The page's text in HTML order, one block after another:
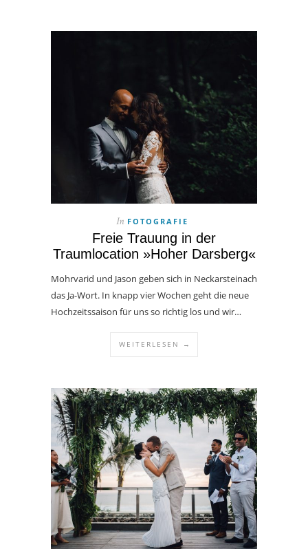
In FOTOGRAFIE
Freie Trauung in der
Traumlocation »Hoher Darsberg«
Mohrvarid und Jason geben sich in Neckarsteinach
das Ja-Wort. In knapp vier Wochen geht die neue
Hochzeitssaison für uns so richtig los und wir…
WEITERLESEN →